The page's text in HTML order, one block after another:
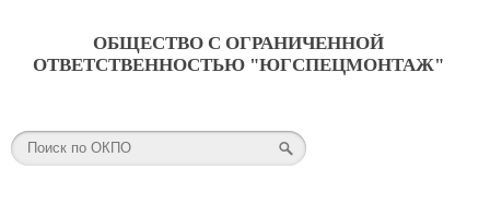
ОБЩЕСТВО С ОГРАНИЧЕННОЙ
ОТВЕТСТВЕННОСТЬЮ "ЮГСПЕЦМОНТАЖ"